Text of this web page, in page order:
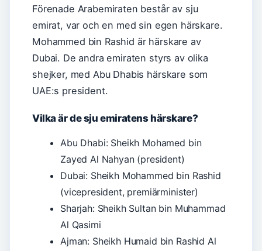
Förenade Arabemiraten består av sju
emirat, var och en med sin egen härskare.
Mohammed bin Rashid är härskare av
Dubai. De andra emiraten styrs av olika
shejker, med Abu Dhabis härskare som
UAE:s president.
Vilka är de sju emiratens härskare?
Abu Dhabi: Sheikh Mohamed bin
Zayed Al Nahyan (president)
Dubai: Sheikh Mohammed bin Rashid
(vicepresident, premiärminister)
Sharjah: Sheikh Sultan bin Muhammad
Al Qasimi
Ajman: Sheikh Humaid bin Rashid Al